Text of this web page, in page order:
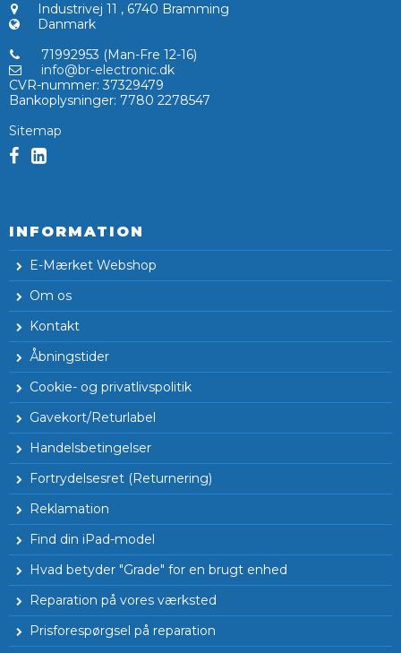
Industrivej 11 , 6740 Bramming
Danmark
71992953 (Man-Fre 12-16)
info@br-electronic.dk
CVR-nummer: 37329479
Bankoplysninger: 7780 2278547
Sitemap
INFORMATION
E-Mærket Webshop
Om os
Kontakt
Åbningstider
Cookie- og privatlivspolitik
Gavekort/Returlabel
Handelsbetingelser
Fortrydelsesret (Returnering)
Reklamation
Find din iPad-model
Hvad betyder "Grade" for en brugt enhed
Reparation på vores værksted
Prisforespørgsel på reparation